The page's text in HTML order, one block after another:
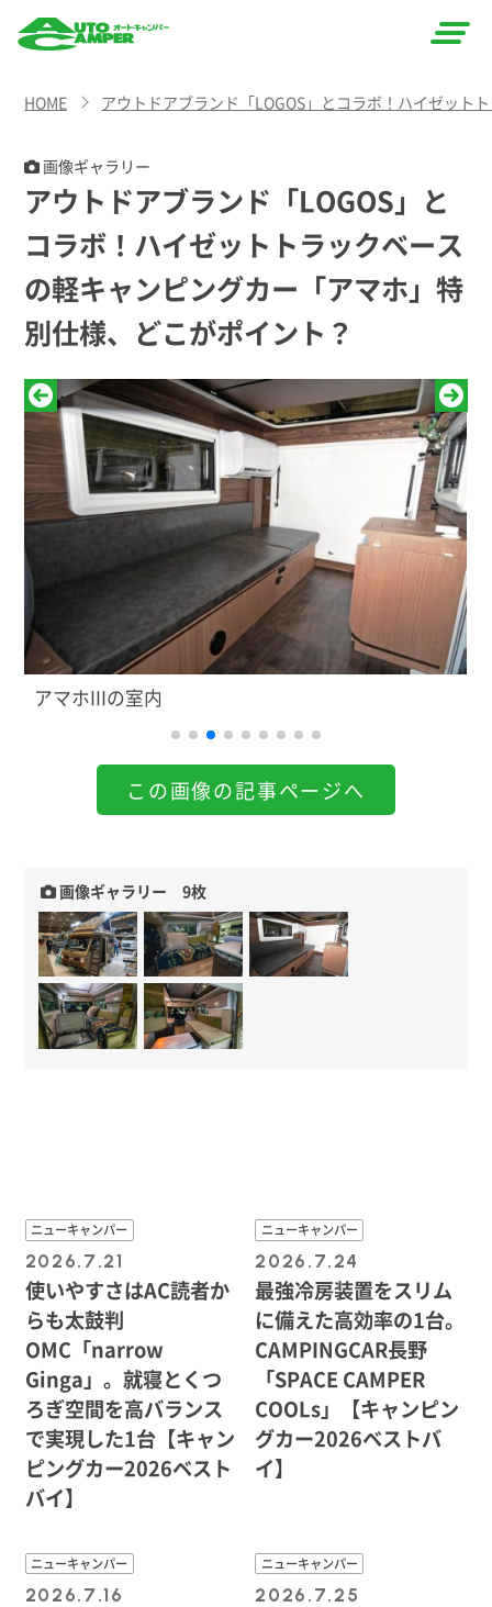
CAMPER
（オート
キャン
パー）
HOME アウトドアブランド「LOGOS」とコラボ！ハイゼット
画像ギャラリー
アウトドアブランド「LOGOS」と
コラボ！ハイゼットトラックベース
の軽キャンピングカー「アマホ」特
別仕様、どこがポイント？
アマホIIIの室内
この画像の記事ページへ
画像ギャラリー 9枚
ニューキャンパー
2026.7.21
使いやすさはAC読者か
らも太鼓判
OMC「narrow
Ginga」。就寝とくつ
ろぎ空間を高バランス
で実現した1台【キャン
ピングカー2026ベスト
バイ】
ニューキャンパー
2026.7.24
最強冷房装置をスリム
に備えた高効率の1台。
CAMPINGCAR長野
「SPACE CAMPER
COOLs」【キャンピン
グカー2026ベストバ
イ】
ニューキャンパー
2026.7.16
ニューキャンパー
2026.7.25